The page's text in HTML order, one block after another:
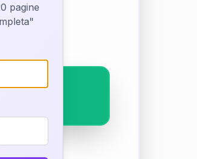
pagine